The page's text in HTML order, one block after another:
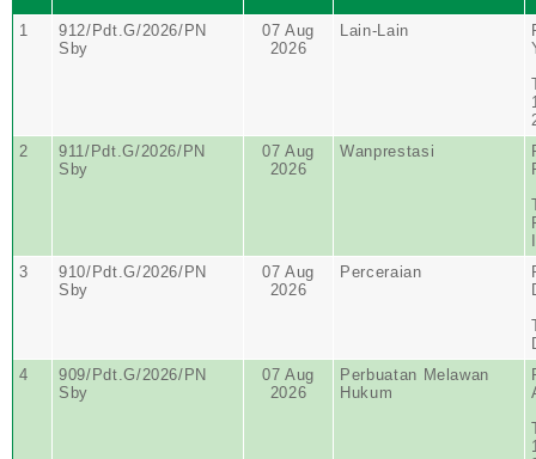
1
912/Pdt.G/2026/PN
Sby
07 Aug
2026
Lain-Lain
2
911/Pdt.G/2026/PN
Sby
07 Aug
2026
Wanprestasi
3
910/Pdt.G/2026/PN
Sby
07 Aug
2026
Perceraian
4
909/Pdt.G/2026/PN
Sby
07 Aug
2026
Perbuatan Melawan
Hukum